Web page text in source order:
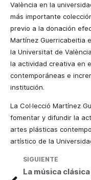
València en la
más importante
previo a la donación
Martínez Guerricabeitia
la Universitat de
la actividad creativa en
contemporáneas e
institución.
La Col·lecció Martínez
fomentar y difundir la
artes plásticas
artístico de la
SIGUIENTE
La música